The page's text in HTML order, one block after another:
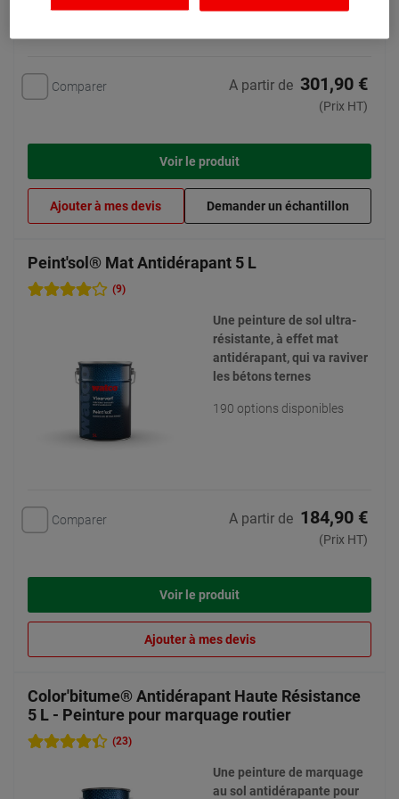
Comparer A partir de 301,90 €
(Prix HT)
Voir le produit
Ajouter à mes devis Demander un échantillon
Peint'sol® Mat Antidérapant 5 L
(9)
Une peinture de sol ultra-
résistante, à effet mat
antidérapant, qui va raviver
les bétons ternes
190 options disponibles
Comparer A partir de 184,90 €
(Prix HT)
Voir le produit
Ajouter à mes devis
Color'bitume® Antidérapant Haute Résistance
5 L - Peinture pour marquage routier
(23)
Une peinture de marquage
au sol antidérapante pour